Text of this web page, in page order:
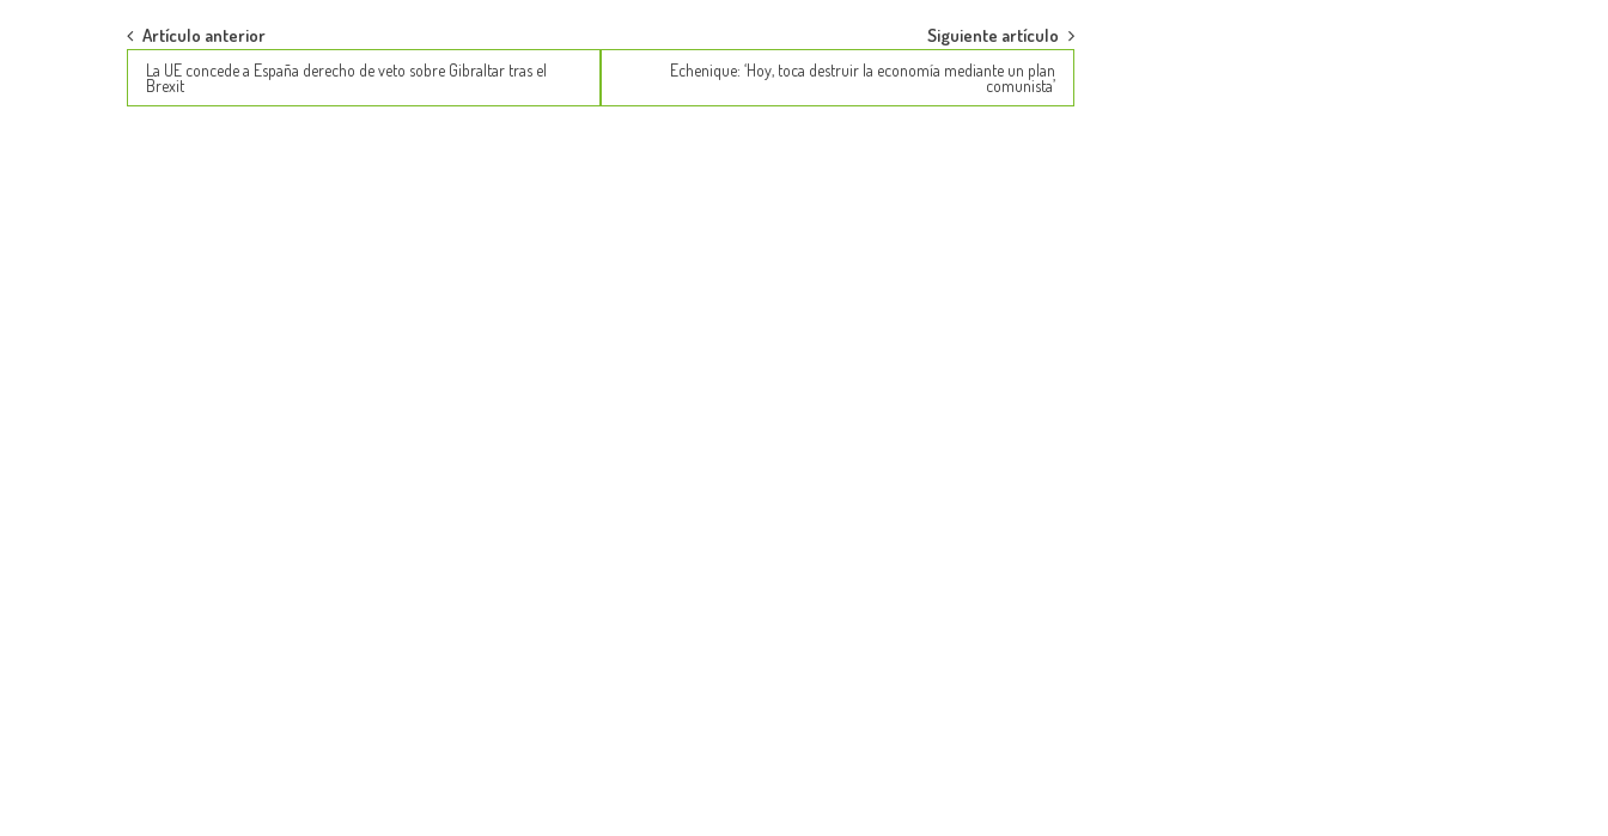
Post
navigation
Artículo anterior
La UE concede a España derecho de veto sobre Gibraltar tras el
Brexit
Siguiente artículo
Echenique: ‘Hoy, toca destruir la economía mediante un plan
comunista’